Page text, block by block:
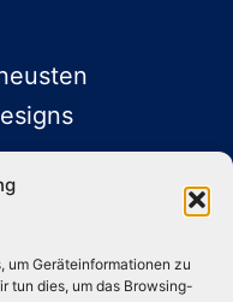
um Geräteinformationen zu
tun dies, um das Browsing-